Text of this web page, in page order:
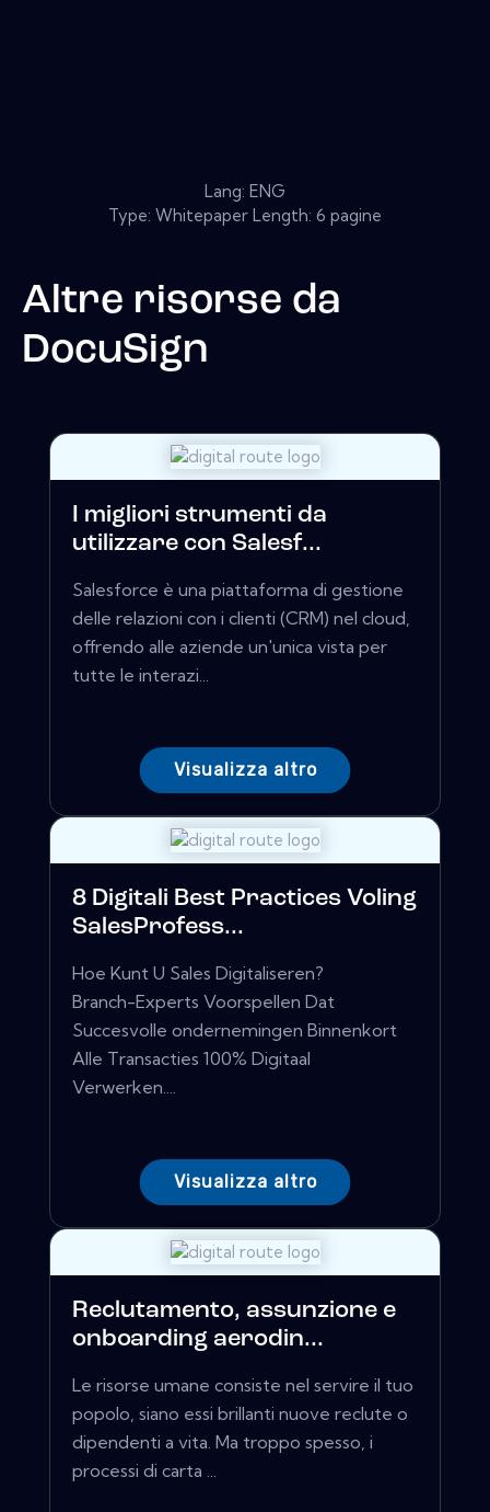
Lang: ENG
Type: Whitepaper Length: 6 pagine
Altre risorse da
DocuSign
I migliori strumenti da
utilizzare con Salesf...
Salesforce è una piattaforma di gestione
delle relazioni con i clienti (CRM) nel cloud,
offrendo alle aziende un'unica vista per
tutte le interazi...
Visualizza altro
8 Digitali Best Practices Voling
SalesProfess...
Hoe Kunt U Sales Digitaliseren?
Branch-Experts Voorspellen Dat
Succesvolle ondernemingen Binnenkort
Alle Transacties 100% Digitaal
Verwerken....
Visualizza altro
Reclutamento, assunzione e
onboarding aerodin...
Le risorse umane consiste nel servire il tuo
popolo, siano essi brillanti nuove reclute o
dipendenti a vita. Ma troppo spesso, i
processi di carta ...